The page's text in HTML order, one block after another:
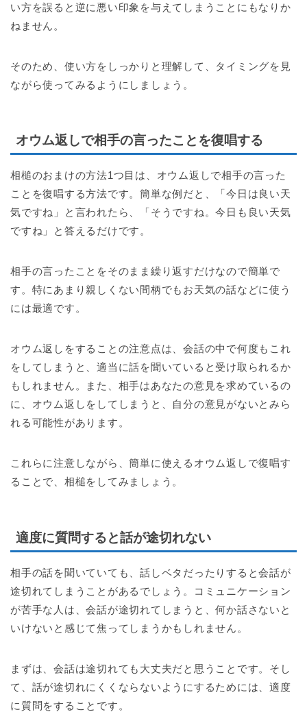
い方を誤ると逆に悪い印象を与えてしまうことにもなりか
ねません。
そのため、使い方をしっかりと理解して、タイミングを見
ながら使ってみるようにしましょう。
オウム返しで相手の言ったことを復唱する
相槌のおまけの方法1つ目は、オウム返しで相手の言った
ことを復唱する方法です。簡単な例だと、「今日は良い天
気ですね」と言われたら、「そうですね。今日も良い天気
ですね」と答えるだけです。
相手の言ったことをそのまま繰り返すだけなので簡単で
す。特にあまり親しくない間柄でもお天気の話などに使う
には最適です。
オウム返しをすることの注意点は、会話の中で何度もこれ
をしてしまうと、適当に話を聞いていると受け取られるか
もしれません。また、相手はあなたの意見を求めているの
に、オウム返しをしてしまうと、自分の意見がないとみら
れる可能性があります。
これらに注意しながら、簡単に使えるオウム返しで復唱す
ることで、相槌をしてみましょう。
適度に質問すると話が途切れない
相手の話を聞いていても、話しベタだったりすると会話が
途切れてしまうことがあるでしょう。コミュニケーション
が苦手な人は、会話が途切れてしまうと、何か話さないと
いけないと感じて焦ってしまうかもしれません。
まずは、会話は途切れても大丈夫だと思うことです。そし
て、話が途切れにくくならないようにするためには、適度
に質問をすることです。